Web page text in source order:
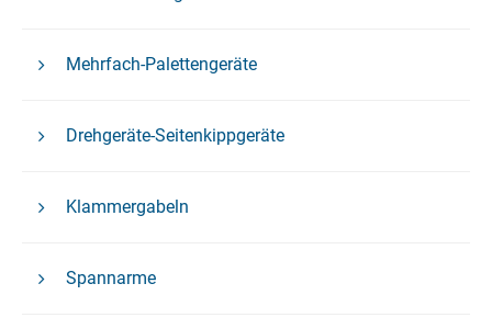
Mehrfach-Palettengeräte
Drehgeräte-Seitenkippgeräte
Klammergabeln
Spannarme